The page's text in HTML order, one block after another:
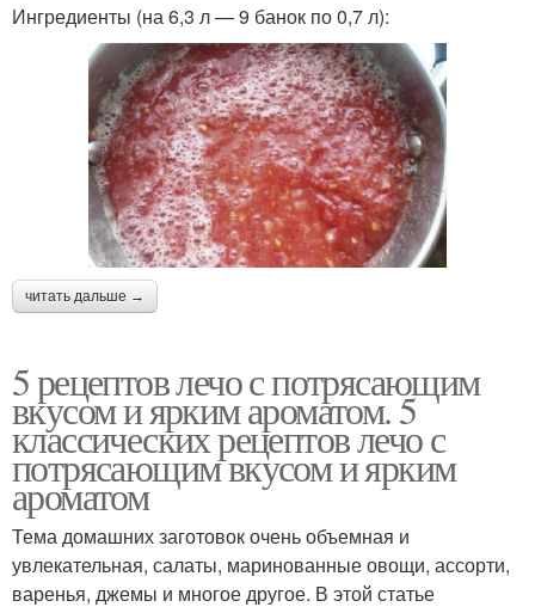
Ингредиенты (на 6,3 л — 9 банок по 0,7 л):
читать дальше →
5 рецептов лечо с потрясающим
вкусом и ярким ароматом. 5
классических рецептов лечо с
потрясающим вкусом и ярким
ароматом
Тема домашних заготовок очень объемная и
увлекательная, салаты, маринованные овощи, ассорти,
варенья, джемы и многое другое. В этой статье